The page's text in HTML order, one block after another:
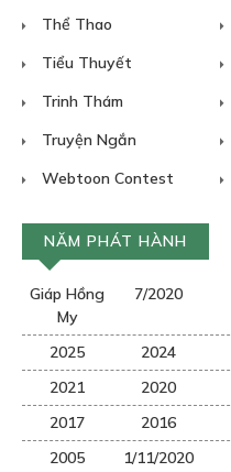
Thể Thao
Tiểu Thuyết
Trinh Thám
Truyện Ngắn
Webtoon Contest
NĂM PHÁT HÀNH
Giáp Hồng
My
7/2020
2025 2024
2021
2020
2017
2016
2005
1/11/2020